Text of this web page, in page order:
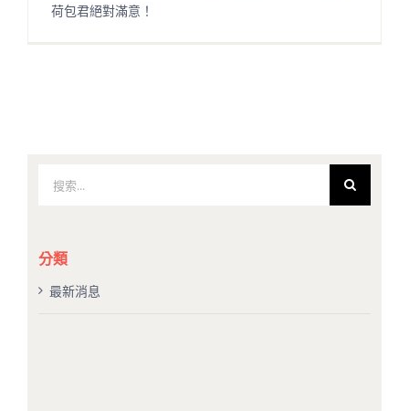
荷包君絕對滿意！
果：
分類
最新消息